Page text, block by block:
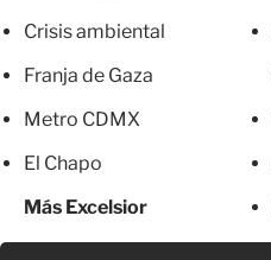
Crisis ambiental
Franja de Gaza
Metro CDMX
El Chapo
Más Excelsior